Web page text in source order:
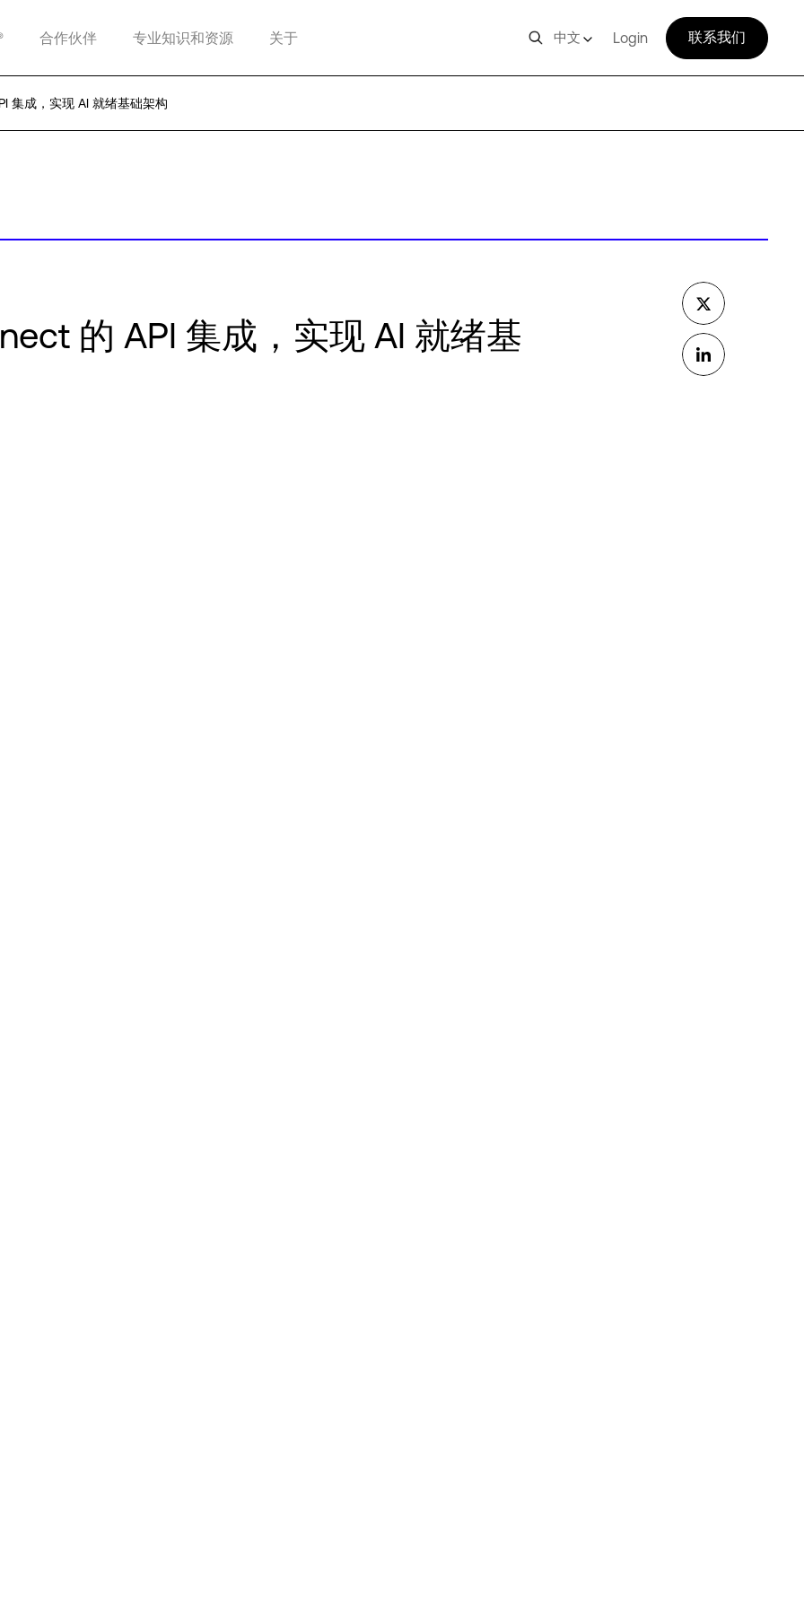
合作伙伴 专业知识和资源 关于 中文 Login 联系我们
集成，实现 AI 就绪基础架构
的 API 集成，实现 AI 就绪基